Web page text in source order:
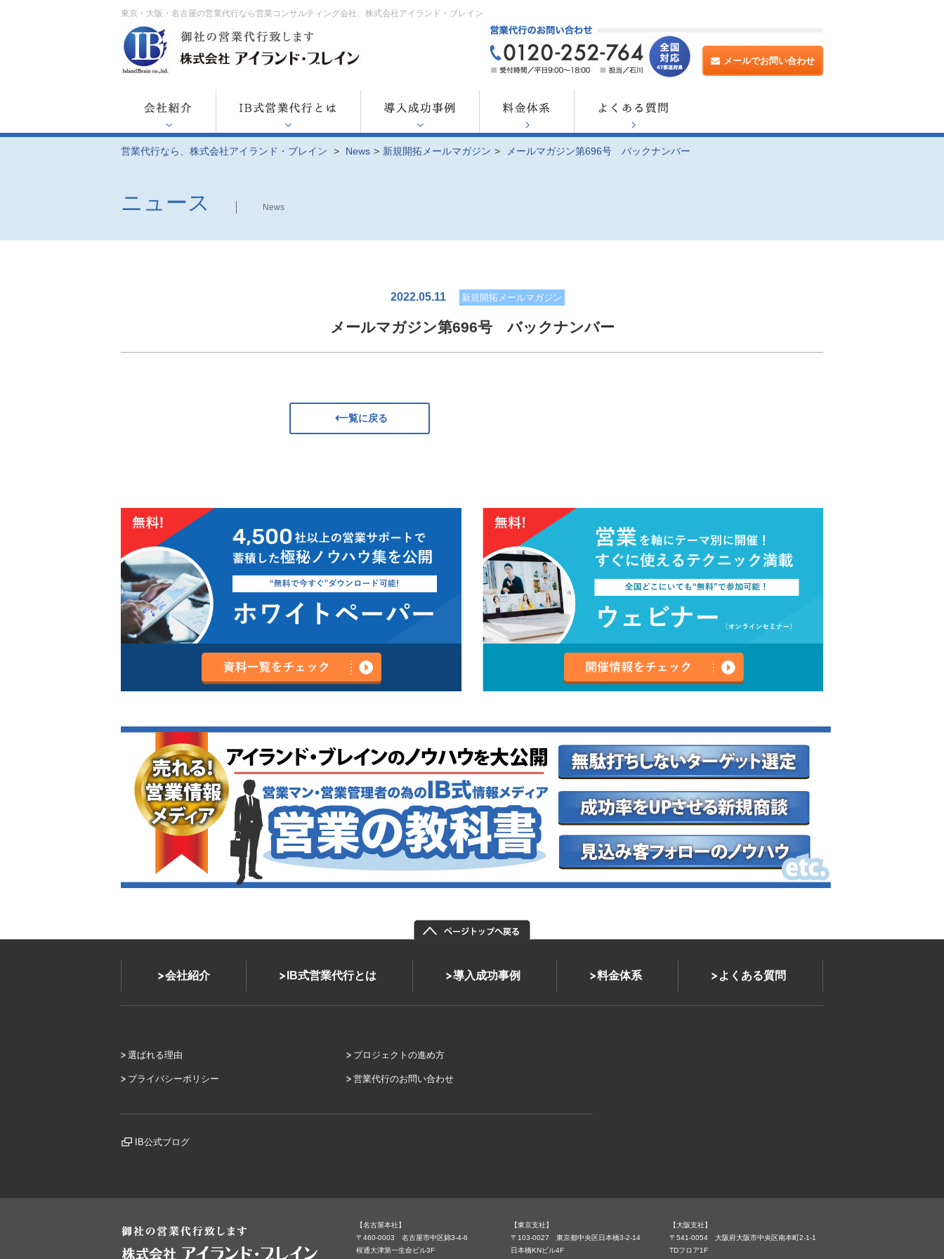
東京・大阪・名古屋の営業代行なら営業コンサルティング会社、株式会社アイランド・ブレイン
メールでお問い合わせ
営業代行なら、株式会社アイランド・ブレイン > News > 新規開拓メールマガジン > メールマガジン第696号 バックナンバー
ニュース News
2022.05.11 新規開拓メールマガジン
メールマガジン第696号 バックナンバー
一覧に戻る
会社紹介 IB式営業代行とは 導入成功事例 料金体系 よくある質問
選ばれる理由 プロジェクトの進め方
プライバシーポリシー 営業代行のお問い合わせ
IB公式ブログ
【名古屋本社】
〒460-0003 名古屋市中区錦3-4-6
桜通大津第一生命ビル3F
【東京支社】
〒103-0027 東京都中央区日本橋3-2-14
日本橋KNビル4F
【大阪支社】
〒541-0054 大阪府大阪市中央区南本町2-1-1
TDフロア1F